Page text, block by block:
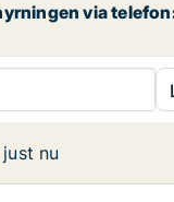
via
nu